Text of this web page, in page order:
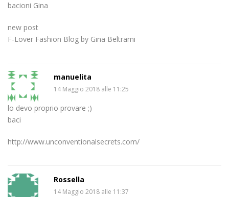
bacioni Gina
new post
F-Lover Fashion Blog by Gina Beltrami
manuelita
14 Maggio 2018 alle 11:25
lo devo proprio provare ;)
baci
http://www.unconventionalsecrets.com/
Rossella
14 Maggio 2018 alle 11:37